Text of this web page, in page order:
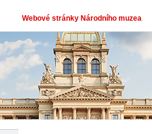
Webové stránky Národního muzea